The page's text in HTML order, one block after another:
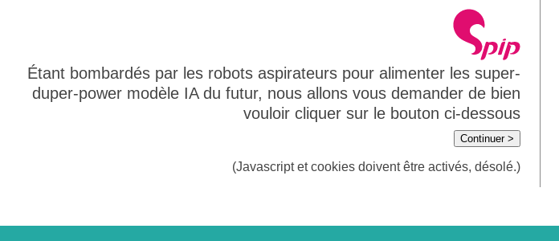
Étant bombardés par les robots aspirateurs pour alimenter les super-
duper-power modèle IA du futur, nous allons vous demander de bien
vouloir cliquer sur le bouton ci-dessous
Continuer >
(Javascript et cookies doivent être activés, désolé.)